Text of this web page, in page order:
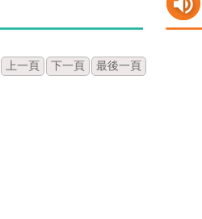
上一頁 下一頁 最後一頁